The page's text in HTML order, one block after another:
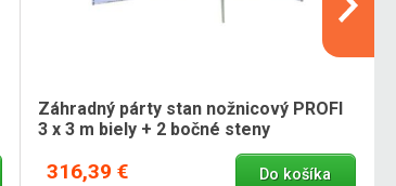
Záhradný párty stan nožnicový PROFI
3 x 3 m biely + 2 bočné steny
316,39 € Do košíka